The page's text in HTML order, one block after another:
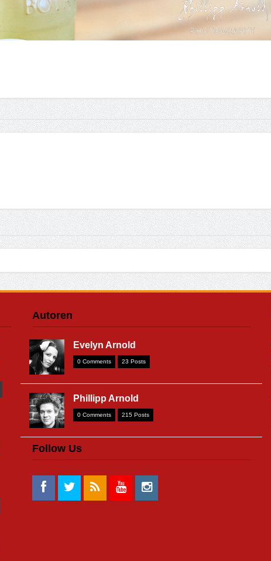
Autoren
Evelyn Arnold
0 Comments 23 Posts
Phillipp Arnold
0 Comments 215 Posts
Follow Us